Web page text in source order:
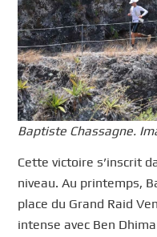
Baptiste Chassagne.
Cette victoire s’inscrit
niveau. Au printemps,
place du Grand Raid
intense avec Ben